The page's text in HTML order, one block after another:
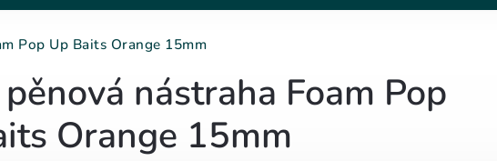
Pop Up Baits Orange 15mm
nástraha Foam Pop
Orange 15mm